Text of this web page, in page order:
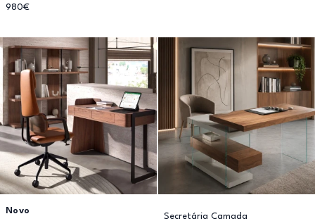
980€
Novo
Secretária Camada